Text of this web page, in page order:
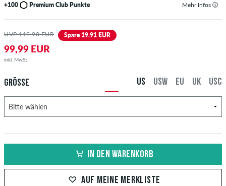
+100 Premium Club Punkte Mehr Infos
UVP 119,90 EUR Spare 19.91 EUR
99,99 EUR
inkl. MwSt.
GRÖSSE USC
UK
EU
USW
US
IN DEN WARENKORB
AUF MEINE MERKLISTE